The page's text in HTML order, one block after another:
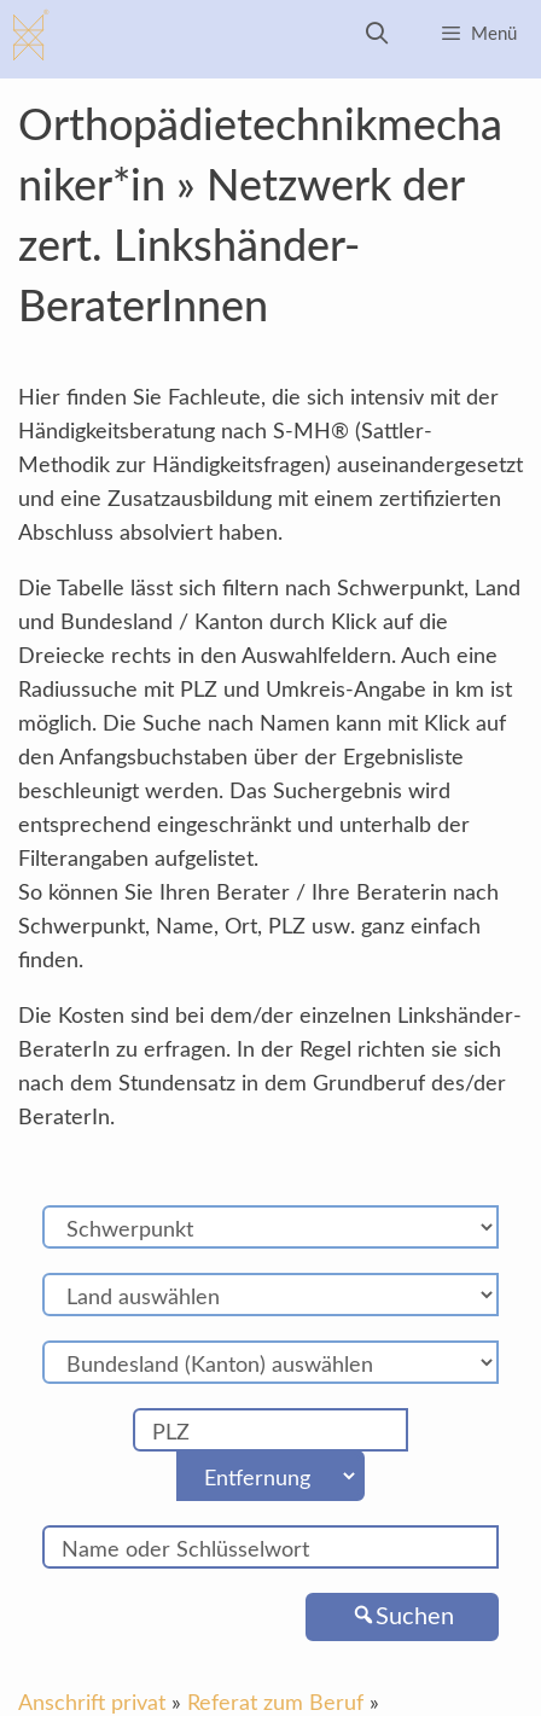
Zum
Inhalt
springen
Menü
Orthopädietechnikmecha
niker*in » Netzwerk der
zert. Linkshänder-
BeraterInnen
Hier finden Sie Fachleute, die sich intensiv mit der
Händigkeitsberatung nach S-MH® (Sattler-
Methodik zur Händigkeitsfragen) auseinandergesetzt
und eine Zusatzausbildung mit einem zertifizierten
Abschluss absolviert haben.
Die Tabelle lässt sich filtern nach Schwerpunkt, Land
und Bundesland / Kanton durch Klick auf die
Dreiecke rechts in den Auswahlfeldern. Auch eine
Radiussuche mit PLZ und Umkreis-Angabe in km ist
möglich. Die Suche nach Namen kann mit Klick auf
den Anfangsbuchstaben über der Ergebnisliste
beschleunigt werden. Das Suchergebnis wird
entsprechend eingeschränkt und unterhalb der
Filterangaben aufgelistet.
So können Sie Ihren Berater / Ihre Beraterin nach
Schwerpunkt, Name, Ort, PLZ usw. ganz einfach
finden.
Die Kosten sind bei dem/der einzelnen Linkshänder-
BeraterIn zu erfragen. In der Regel richten sie sich
nach dem Stundensatz in dem Grundberuf des/der
BeraterIn.
Suchen
Anschrift privat » Referat zum Beruf »